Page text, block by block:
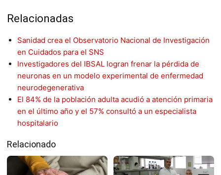
Relacionadas
Sanidad crea el Observatorio Nacional de Investigación
en Cuidados para el SNS
Investigadores del IBSAL logran frenar la pérdida de
neuronas en un modelo experimental de enfermedad
neurodegenerativa
El 84% de la población adulta acudió a atención primaria
en el último año y el 57% consultó a un especialista
hospitalario
Relacionado